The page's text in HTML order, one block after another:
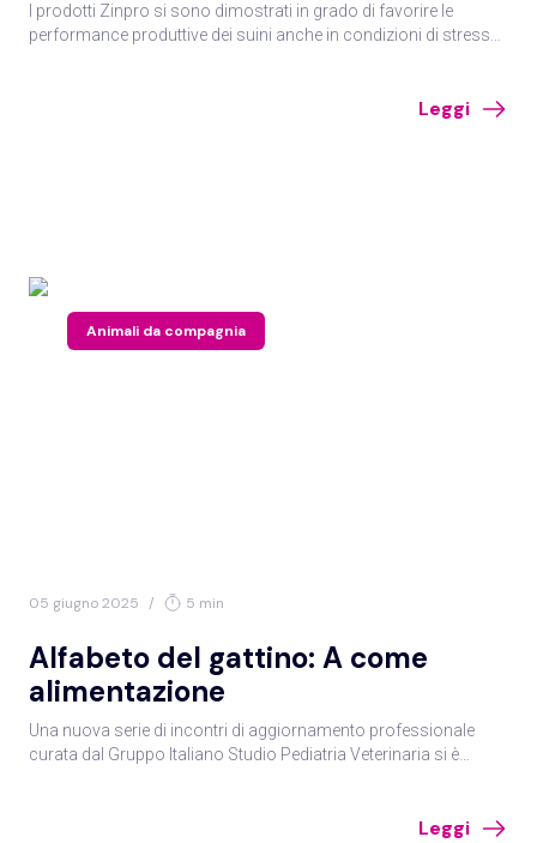
I prodotti Zinpro si sono dimostrati in grado di favorire le
performance produttive dei suini anche in condizioni di stress
Leggi
Animali da compagnia
05 giugno 2025 / 5 min
Alfabeto del gattino: A come
alimentazione
Una nuova serie di incontri di aggiornamento professionale
curata dal Gruppo Italiano Studio Pediatria Veterinaria si è
Leggi